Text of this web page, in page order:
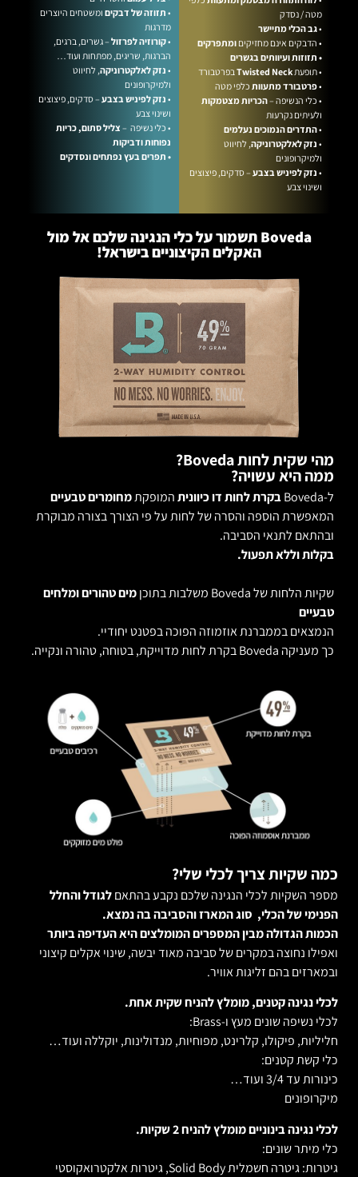
מטה / נסדק
גב הכלי מתיישר
• הדבקים אינם מחזיקיםומתפרקים
• תזוזות ועיוותים בגשרים
• תופעתTwisted Neckבפרטבורד
פרטבורד מתעוותכלפי מטה
• כלי הנשיפה – הכריות מצטמקות
ולעיתים נקרעות
התדרים הנמוכים נעלמים
נזק לאלקטרוניקה, לחיווט
ולמיקרופונים
נזק לפיניש בצבע– סדקים, פיצוצים
ושינוי צבע
תזוזה של דבקיםומשטחים היוצרים
מדרגות
קורוזיה לפרזול– גשרים, ברגים,
הברגות, שריגים, מפתחות ועוד…
נזק לאלקטרוניקה, לחיווט
ולמיקרופונים
נזק לפיניש בצבע– סדקים, פיצוצים
ושינוי צבע
• כלי נשיפה – צליל סתום, כריות
נפוחות ודביקות
• תפרים בעץ נפתחים ונסדקים
Boveda תשמור על כלי הנגינה שלכם אל מול
האקלים הקיצוניים בישראל!
מהי שקית לחות Boveda?
ממה היא עשויה?
ל-Boveda בקרת לחות דו כיווניתהמופקתמחומרים טבעיים
המאפשרת הוספה והסרה של לחות על פי הצורך בצורה מבוקרת
ובהתאם לתנאי הסביבה.
בקלות וללא תפעול.
שקיות הלחות של Boveda משלבות בתוכן
מים טהורים ומלחים
טבעיים
הנמצאים בממברנת אוזמוזה הפוכה בפטנט יחודיי.
כך מעניקה Boveda בקרת לחות מדוייקת, בטוחה, טהורה ונקייה.
כמה שקיות צריך לכלי שלי?
מספר השקיות לכלי הנגינה שלכם נקבע בהתאםלגודל והחלל
הפנימי של הכלי, סוג המארז והסביבה בה נמצא.
הכמות הגדולה מבין המספרים המומלצים היא העדיפה ביותר
ואפילו נחוצה במקרים של סביבה מאוד יבשה, שינוי אקלים קיצוני
ובמארזים בהם זליגות אוויר.
לכלי נגינה קטנים, מומלץ להניח שקית אחת.
לכלי נשיפה שונים מעץ ו-Brass:
חליליות, פיקולו, קלרינט, מפוחיות, מנדולינות, יוקללה ועוד…
כלי קשת קטנים:
כינורות עד 3/4 ועוד…
מיקרופונים
לכלי נגינה בינוניים מומלץ להניח 2 שקיות.
כלי מיתר שונים:
גיטרות: גיטרה חשמלית Solid Body, גיטרות אלקטרואקוסטי